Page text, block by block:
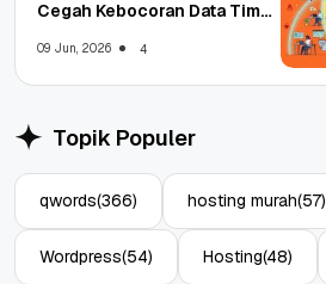
Cegah Kebocoran Data Tim
09 Jun, 2026 4
Topik Populer
qwords(366) hosting murah(57)
Wordpress(54) Hosting(48)